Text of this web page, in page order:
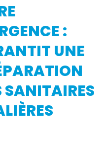
:
UNE